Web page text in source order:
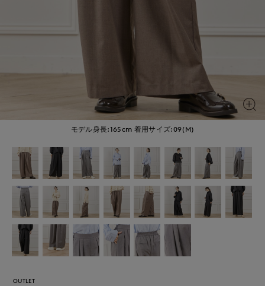
モデル身長:165cm 着用サイズ:09(M)
OUTLET